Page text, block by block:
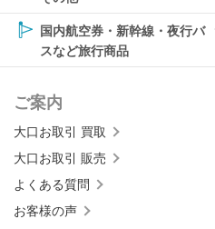
国内航空券・新幹線・夜行バ
スなど旅行商品
ご案内
大口お取引 買取
大口お取引 販売
よくある質問
お客様の声